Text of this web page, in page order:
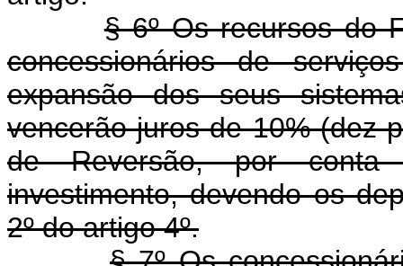
§ 6º Os recursos do
concessionários de
expansão dos seus
vencerão juros de 10% (dez
de Reversão, por conta
investimento, devendo os
2º do artigo 4º.